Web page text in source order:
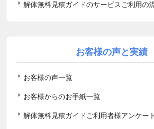
解体無料見積ガイドのサービスご利用の
お客様の声と実績
お客様の声一覧
お客様からのお手紙一覧
解体無料見積ガイドご利用者様アンケート